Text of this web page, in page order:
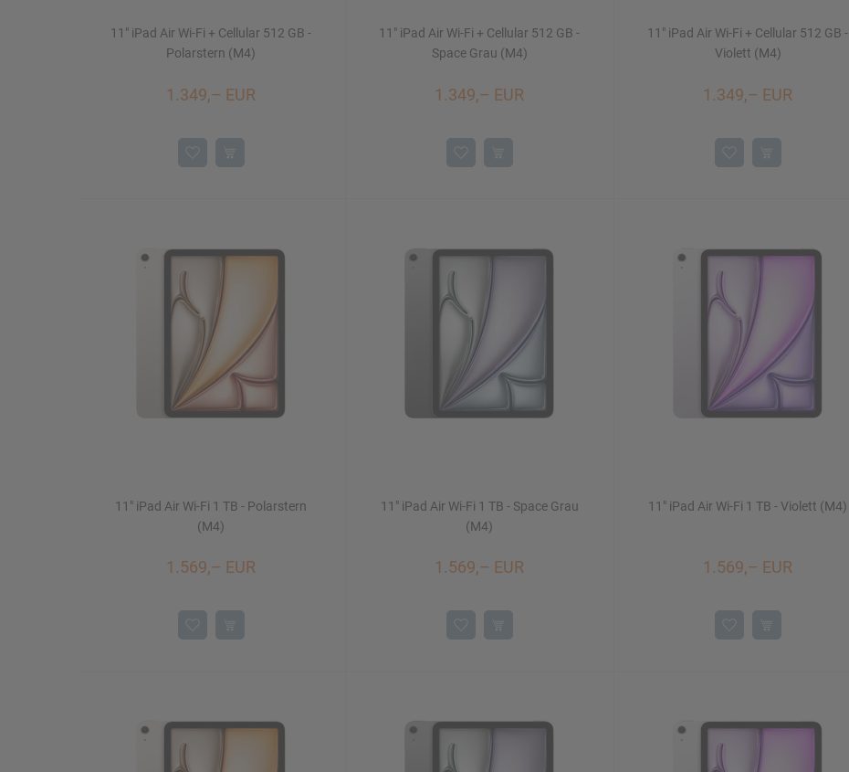
11" iPad Air Wi-Fi + Cellular 512 GB -
Polarstern (M4)
1.349,– EUR
11" iPad Air Wi-Fi + Cellular 512 GB -
Space Grau (M4)
1.349,– EUR
11" iPad Air Wi-Fi + Cellular 512 GB -
Violett (M4)
1.349,– EUR
11" iPad Air Wi-Fi 1 TB - Polarstern
(M4)
1.569,– EUR
11" iPad Air Wi-Fi 1 TB - Space Grau
(M4)
1.569,– EUR
11" iPad Air Wi-Fi 1 TB - Violett (M4)
1.569,– EUR